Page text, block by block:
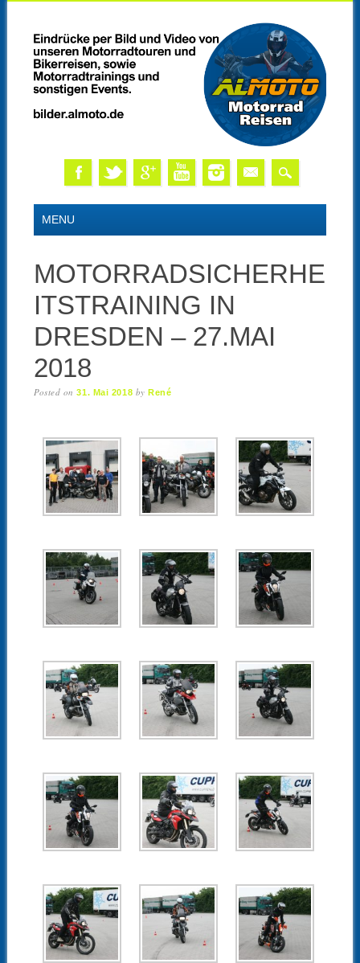
MAIN MENU
MENU
MOTORRADSICHERHE
ITSTRAINING IN
DRESDEN – 27.MAI
2018
Posted on31. Mai 2018 byRené